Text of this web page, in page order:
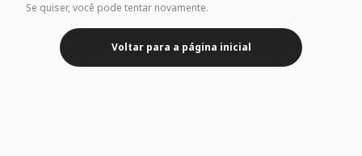
Se quiser, você pode tentar novamente.
Voltar para a página inicial